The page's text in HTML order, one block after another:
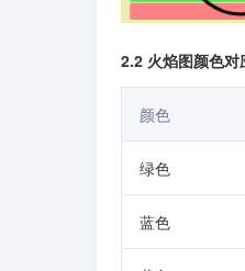
2.2 火焰图颜色对
颜色
绿色
蓝色